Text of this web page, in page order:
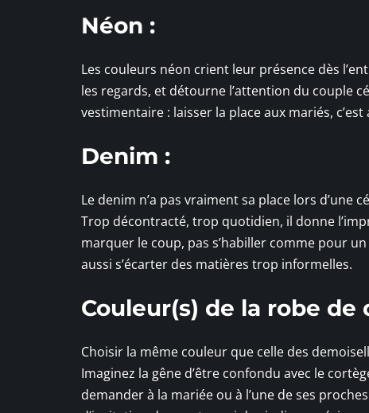
Néon :
Les couleurs néon crient leur présence dès
les regards, et détourne l’attention du couple
vestimentaire : laisser la place aux mariés,
Denim :
Le denim n’a pas vraiment sa place lors d’une
Trop décontracté, trop quotidien, il donne
marquer le coup, pas s’habiller comme pour
aussi s’écarter des matières trop informelles.
Couleur(s) de la robe de
Choisir la même couleur que celle des
Imaginez la gêne d’être confondu avec le
demander à la mariée ou à l’une de ses